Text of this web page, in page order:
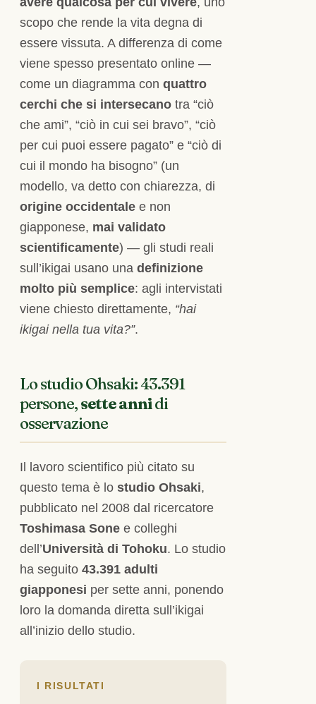
scopo che rende la vita degna di
essere vissuta. A differenza di come
viene spesso presentato online —
come un diagramma con quattro
cerchi che si intersecano tra “ciò
che ami”, “ciò in cui sei bravo”, “ciò
per cui puoi essere pagato” e “ciò di
cui il mondo ha bisogno” (un
modello, va detto con chiarezza, di
origine occidentale e non
giapponese, mai validato
scientificamente) — gli studi reali
sull’ikigai usano una definizione
molto più semplice: agli intervistati
viene chiesto direttamente, “hai
ikigai nella tua vita?”.
Lo studio Ohsaki: 43.391
persone,sette annidi
osservazione
Il lavoro scientifico più citato su
questo tema è lo studio Ohsaki,
pubblicato nel 2008 dal ricercatore
Toshimasa Sone e colleghi
dell’Università di Tohoku. Lo studio
ha seguito 43.391 adulti
giapponesi per sette anni, ponendo
loro la domanda diretta sull’ikigai
all’inizio dello studio.
I RISULTATI